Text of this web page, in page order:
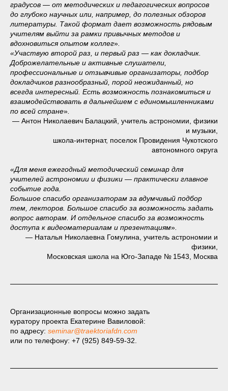
градусов — от методических и педагогических вопросов
до глубоко научных или, например, до полезных обзоров
литературы. Такой формат дает возможность рядовым
учителям выйти за рамки привычных методов и
вдохновиться опытом коллег»
«Участвую второй раз, и первый раз — как докладчик.
Доброжелательные и активные слушатели,
профессиональные и отзывчивые организаторы, подбор
докладчиков разнообразный, порой неожиданный, но
всегда интересный. Есть возможность познакомиться и
взаимодействовать в дальнейшем с единомышленниками
по всей стране»
— Антон Николаевич Балацкий, учитель астрономии, физики
и музыки,
школа-интернат, поселок Провидения Чукотского
автономного округа
«Для меня ежегодный методический семинар для
учителей астрономии и физики — практически главное
событие года.
Большое спасибо организаторам за вдумчивый подбор
тем, лекторов. Большое спасибо за возможность задать
вопрос авторам. И отдельное спасибо за возможность
доступа к видеоматериалам и презентациям»
— Наталья Николаевна Гомулина, учитель астрономии и
физики,
Московская школа на Юго-Западе № 1543, Москва
Организационные вопросы можно задать
куратору проекта Екатерине Вавиловой:
по адресу: seminar@traektoriafdn.com
или по телефону: +7 (925) 849-59-32.